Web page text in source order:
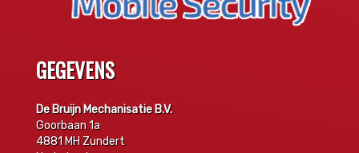
GEGEVENS
De Bruijn Mechanisatie B.V.
Goorbaan 1a
4881 MH Zundert